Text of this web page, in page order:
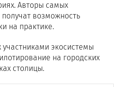
Авторы самых
возможность
на практике.
экосистемы
на городских
столицы.